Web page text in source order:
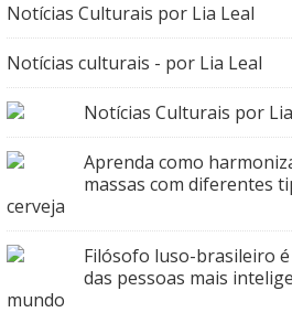
Notícias Culturais por Lia Leal
Notícias culturais - por Lia Leal
Notícias Culturais por
Aprenda como
massas com diferentes
cerveja
Filósofo luso-brasileiro
das pessoas mais
mundo